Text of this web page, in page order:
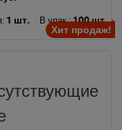
Хит продаж!
1 шт. В упак.:100 шт.